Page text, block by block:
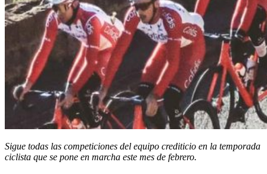
Sigue todas las competiciones del equipo crediticio en la temporada
ciclista que se pone en marcha este mes de febrero.